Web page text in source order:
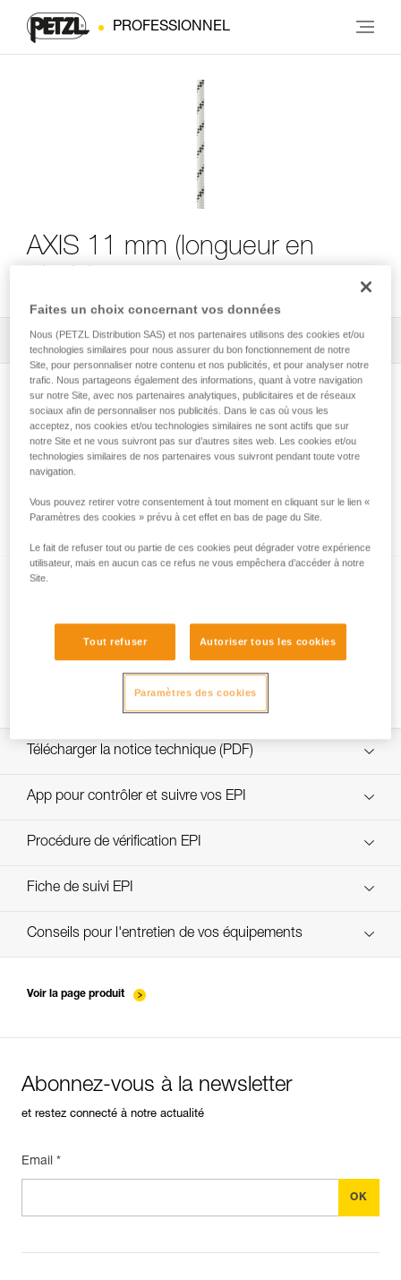
PROFESSIONNEL
AXIS 11 mm (longueur en
Tous les conseils techniques 2 Filtrer
avant utilisation
Comportement des cordes neuves
Télécharger la notice technique (PDF)
Technical Notice
App pour contrôler et suivre vos EPI
découvrez ePPEcentre
Procédure de vérification EPI
verif-EPI-cordes-procedure-FR
Fiche de suivi EPI
verif-EPI-cordes-suivi- FR
Conseils pour l'entretien de vos équipements
Voir la page produit
Abonnez-vous à la newsletter
et restez connecté à notre actualité
Email *
Faites un choix concernant vos données
Nous (PETZL Distribution SAS) et nos partenaires utilisons des cookies et/ou
technologies similaires pour nous assurer du bon fonctionnement de notre
Site, pour personnaliser notre contenu et nos publicités, et pour analyser notre
trafic. Nous partageons également des informations, quant à votre navigation
sur notre Site, avec nos partenaires analytiques, publicitaires et de réseaux
sociaux afin de personnaliser nos publicités. Dans le cas où vous les
acceptez, nos cookies et/ou technologies similaires ne sont actifs que sur
notre Site et ne vous suivront pas sur d’autres sites web. Les cookies et/ou
technologies similaires de nos partenaires vous suivront pendant toute votre
navigation.
Vous pouvez retirer votre consentement à tout moment en cliquant sur le lien «
Paramètres des cookies » prévu à cet effet en bas de page du Site.
Le fait de refuser tout ou partie de ces cookies peut dégrader votre expérience
utilisateur, mais en aucun cas ce refus ne vous empêchera d’accéder à notre
Site.
Tout refuser Autoriser tous les cookies
Paramètres des cookies